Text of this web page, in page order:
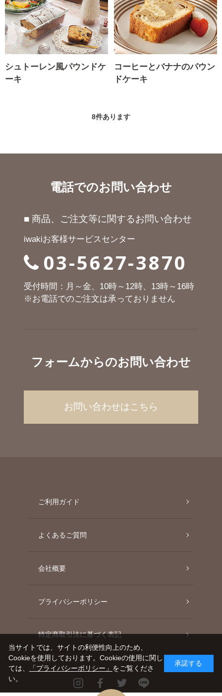
シュトーレン風パウンドケ
ーキ
コーヒーとバナナのパウン
ドケーキ
8件あります
電話でのお問い合わせ
■ 商品、ご注文等に関するお問い合わせ
iwakiお客様サービスセンター
03-5627-3870
受付時間：月～金、10時～12時、13時～16時
※お電話でのご注文は承っておりません
フォームからのお問い合わせ
お問い合わせはこちら
ご利用ガイド
よくあるご質問
会社概要
プライバシーポリシー
特定商取引法に基づく表記
InstagramFacebookTwitter
当サイトでは、サイトの利便性向上のため、
Cookieを使用しております。Cookieの使用に関し
ては、
「プライバシーポリシー」 をご覧くださ
い。
承諾する